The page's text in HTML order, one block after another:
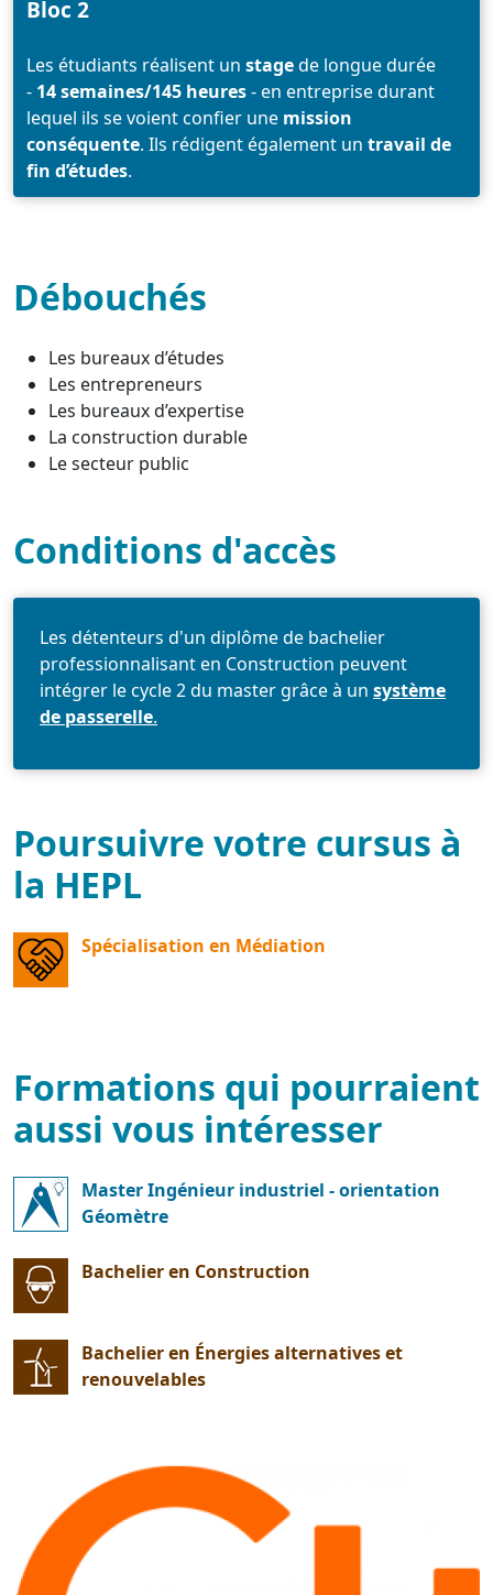
Bloc 2
Les étudiants réalisent un stagede longue durée
- 14 semaines/145 heures- en entreprise durant
lequel ils se voient confier une mission
conséquente. Ils rédigent également un travail de
fin d’études.
Débouchés
Les bureaux d’études
Les entrepreneurs
Les bureaux d’expertise
La construction durable
Le secteur public
Conditions d'accès
Les détenteurs d'un diplôme de bachelier
professionnalisant en Construction peuvent
intégrer le cycle 2 du master grâce à un système
de passerelle.
Poursuivre votre cursus à
la HEPL
Spécialisation en Médiation
Formations qui pourraient
aussi vous intéresser
Master Ingénieur industriel - orientation
Géomètre
Bachelier en Construction
Bachelier en Énergies alternatives et
renouvelables